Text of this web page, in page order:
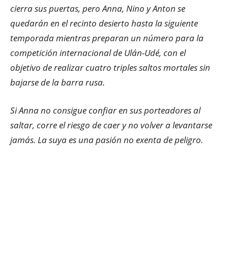
cierra sus puertas, pero Anna, Nino y Anton se
quedarán en el recinto desierto hasta la siguiente
temporada mientras preparan un número para la
competición internacional de Ulán-Udé, con el
objetivo de realizar cuatro triples saltos mortales sin
bajarse de la barra rusa.
Si Anna no consigue confiar en sus porteadores al
saltar, corre el riesgo de caer y no volver a levantarse
jamás. La suya es una pasión no exenta de peligro.